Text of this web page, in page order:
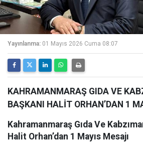
Yayınlanma: 01 Mayıs 2026 Cuma 08:07
KAHRAMANMARAŞ GIDA VE
BAŞKANI HALİT ORHAN’DAN 1
Kahramanmaraş Gıda Ve
Halit Orhan’dan 1 Mayıs Mesajı